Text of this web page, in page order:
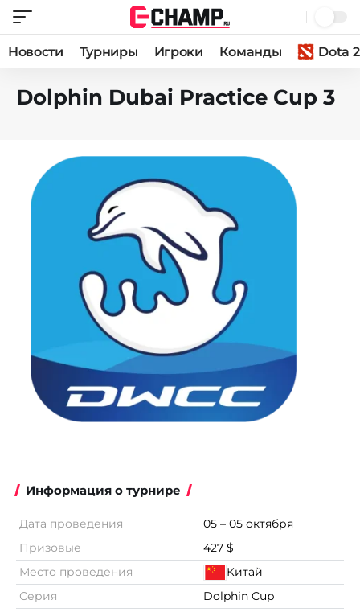
Новости Турниры Игроки Команды Dota 2
Dolphin Dubai Practice Cup 3
Информация о турнире
Дата проведения
05 – 05 октября
Призовые
427 $
Место проведения
Китай
Серия
Dolphin Cup